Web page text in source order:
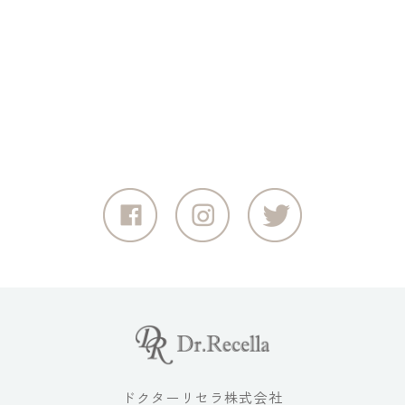
ドクターリセラ株式会社